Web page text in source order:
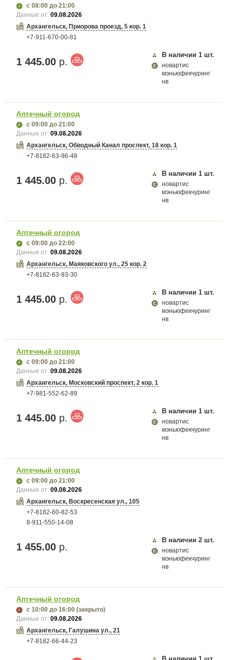
с 08:00 до 21:00
Данные от:09.08.2026
Архангельск, Приорова проезд, 5 кор. 1
+7-911-670-00-81
1 445.00 р.
В наличии 1 шт.
новартис
мэньюфекчуринг
нв
Аптечный огород
с 09:00 до 21:00
Данные от:09.08.2026
Архангельск, Обводный Канал проспект, 18 кор. 1
+7-8182-63-96-48
1 445.00 р.
В наличии 1 шт.
новартис
мэньюфекчуринг
нв
Аптечный огород
с 09:00 до 22:00
Данные от:09.08.2026
Архангельск, Маяковского ул., 25 кор. 2
+7-8182-63-93-30
1 445.00 р.
В наличии 1 шт.
новартис
мэньюфекчуринг
нв
Аптечный огород
с 09:00 до 21:00
Данные от:09.08.2026
Архангельск, Московский проспект, 2 кор. 1
+7-981-552-62-89
1 445.00 р.
В наличии 1 шт.
новартис
мэньюфекчуринг
нв
Аптечный огород
с 09:00 до 21:00
Данные от:09.08.2026
Архангельск, Воскресенская ул., 105
+7-8182-60-82-53
8-911-550-14-08
1 455.00 р.
В наличии 2 шт.
новартис
мэньюфекчуринг
нв
Аптечный огород
с 10:00 до 16:00 (закрыто)
Данные от:09.08.2026
Архангельск, Галушина ул., 21
+7-8182-66-44-23